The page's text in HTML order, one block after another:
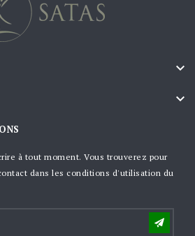


à tout moment. Vous trouverez pour
dans les conditions d'utilisation du